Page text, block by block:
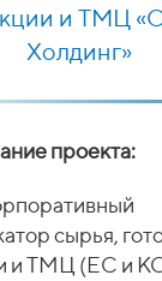
и ТМЦ
Холдинг»
проекта:
сырья,
и ТМЦ (ЕС и